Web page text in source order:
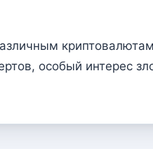
особый интерес